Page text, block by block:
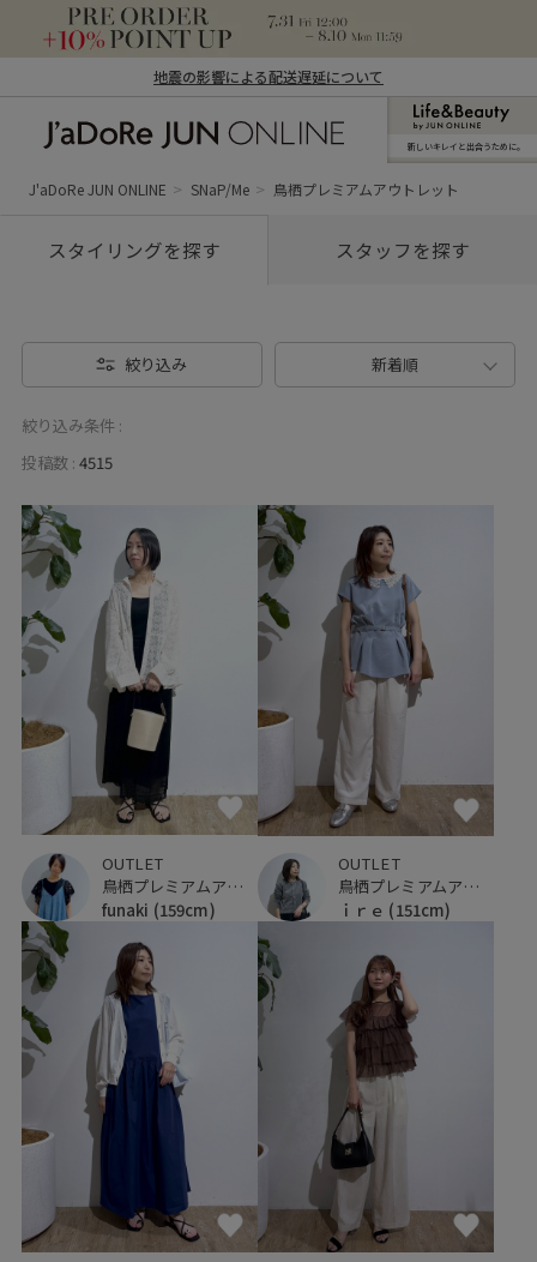
地震の影響による配送遅延について
ン オンライン）
新しいキレイと出合うために。
J'aDoRe JUN ONLINE SNaP/Me 鳥栖プレミアムアウトレット
スタイリングを探す スタッフを探す
絞り込み 新着順
絞り込み条件 :
投稿数 : 4515
OUTLET
鳥栖プレミアムアウトレット
funaki (159cm)
OUTLET
鳥栖プレミアムアウトレット
ｉｒｅ (151cm)